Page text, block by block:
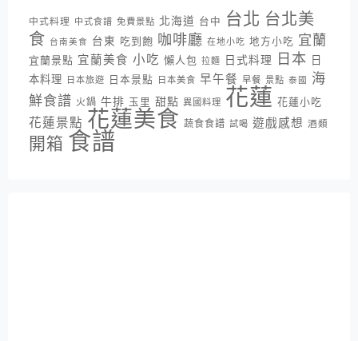
中式料理 中式食譜 免費景點 北海道 台中 台北 台北美
食 台南美食 台東 吃到飽 咖啡廳 在地小吃 地方小吃 宜蘭
宜蘭景點 宜蘭美食 小吃 懶人包 拉麵 日式料理 日本 日
本料理
日本旅遊 日本景點 日本美食 早午餐 早餐 景點 泰國
海
鮮食譜 火鍋 牛排 玉里 甜點 異國料理 花蓮 花蓮小吃
花蓮景點 花蓮美食 蔬食食譜 試喝 遊戲感想 酒類
開箱 食譜